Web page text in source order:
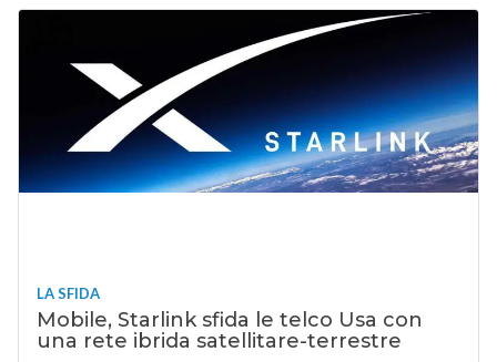
LA SFIDA
Mobile, Starlink sfida le telco Usa con
una rete ibrida satellitare-terrestre